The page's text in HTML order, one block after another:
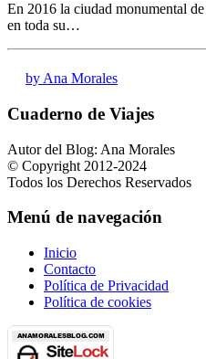
En 2016 la ciudad monumental
en toda su…
by Ana Morales
Cuaderno de Viajes
Autor del Blog: Ana Morales
© Copyright 2012-2024
Todos los Derechos Reservados
Menú de navegación
Inicio
Contacto
Política de Privacidad
Política de cookies